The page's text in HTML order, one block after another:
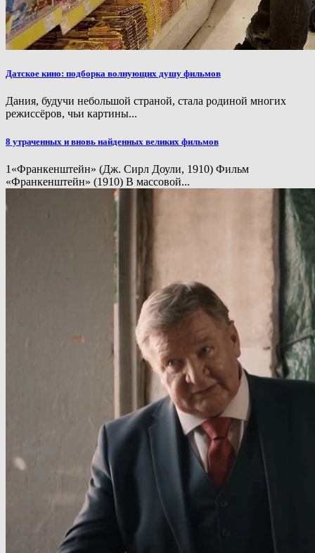
Датское кино: подборка волнующих душу фильмов
Дания, будучи небольшой страной, стала родиной многих
режиссёров, чьи картины...
8 утраченных и вновь найденных великих фильмов
1«Франкенштейн» (Дж. Сирл Доули, 1910) Фильм
«Франкенштейн» (1910) В массовой...